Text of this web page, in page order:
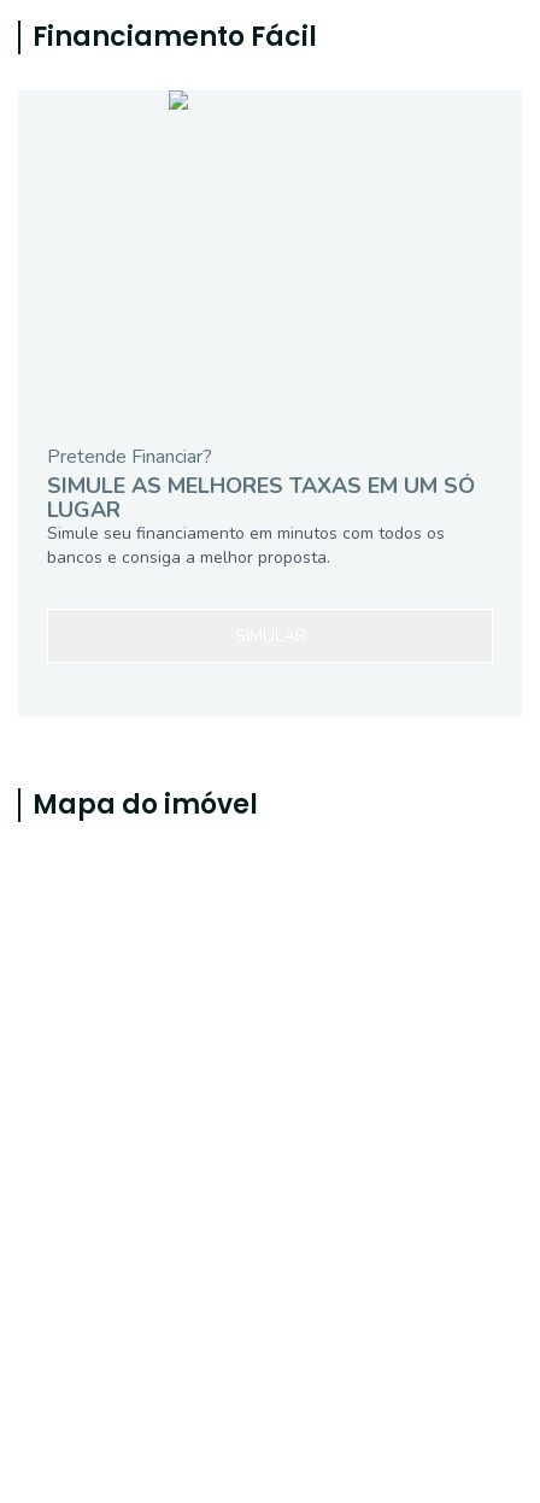
Financiamento Fácil
Pretende Financiar?
SIMULE AS MELHORES TAXAS EM UM SÓ
LUGAR
Simule seu financiamento em minutos com todos os
bancos e consiga a melhor proposta.
Mapa do imóvel